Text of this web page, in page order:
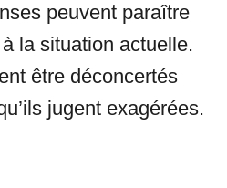
peuvent paraître
la situation actuelle.
être déconcertés
jugent exagérées.